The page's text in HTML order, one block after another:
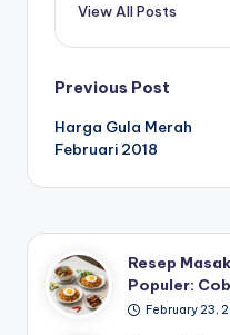
View All Posts
Post
navigation
Previous Post
Harga Gula Merah
Februari 2018
Resep
Populer:
February 23,